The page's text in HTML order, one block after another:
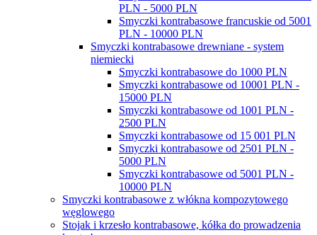
PLN - 5000 PLN
Smyczki kontrabasowe francuskie od 5001
PLN - 10000 PLN
Smyczki kontrabasowe drewniane - system
niemiecki
Smyczki kontrabasowe do 1000 PLN
Smyczki kontrabasowe od 10001 PLN -
15000 PLN
Smyczki kontrabasowe od 1001 PLN -
2500 PLN
Smyczki kontrabasowe od 15 001 PLN
Smyczki kontrabasowe od 2501 PLN -
5000 PLN
Smyczki kontrabasowe od 5001 PLN -
10000 PLN
Smyczki kontrabasowe z włókna kompozytowego
węglowego
Stojak i krzesło kontrabasowe, kółka do prowadzenia